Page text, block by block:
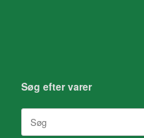
Søg efter varer
efter: